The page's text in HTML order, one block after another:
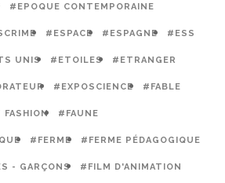
#EPOQUE CONTEMPORAINE
#ESPACE #ESPAGNE #ESS
UNIS #ETOILES #ETRANGER
#EXPOSCIENCE #FABLE
FASHION #FAUNE
#FERME #FERME PÉDAGOGIQUE
- GARÇONS #FILM D'ANIMATION